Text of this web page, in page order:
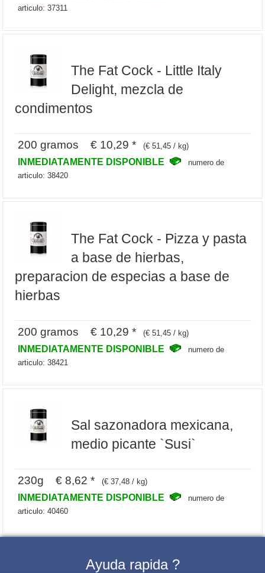
articulo: 37311
The Fat Cock - Little Italy
Delight, mezcla de
condimentos
200 gramos € 10,29 * (€ 51,45 / kg)
INMEDIATAMENTE DISPONIBLE
numero de
articulo: 38420
The Fat Cock - Pizza y pasta
a base de hierbas,
preparacion de especias a base de
hierbas
200 gramos € 10,29 * (€ 51,45 / kg)
INMEDIATAMENTE DISPONIBLE
numero de
articulo: 38421
Sal sazonadora mexicana,
medio picante `Susi`
230g € 8,62 * (€ 37,48 / kg)
INMEDIATAMENTE DISPONIBLE
numero de
articulo: 40460
Ayuda rapida ?